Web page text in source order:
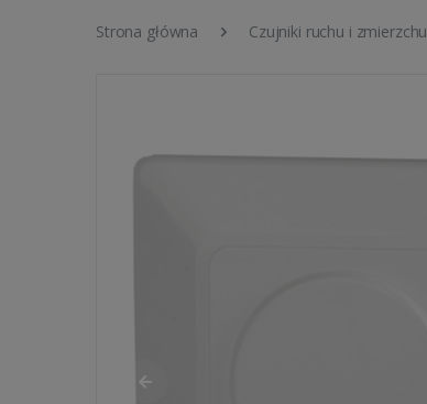
Strona główna Czujniki ruchu i zmierzchu